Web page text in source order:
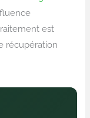
est
récupération